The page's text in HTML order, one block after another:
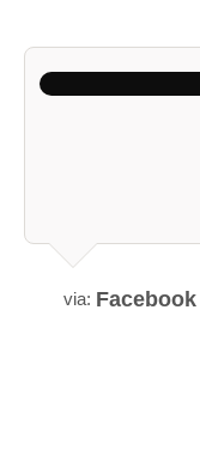
via: Facebook